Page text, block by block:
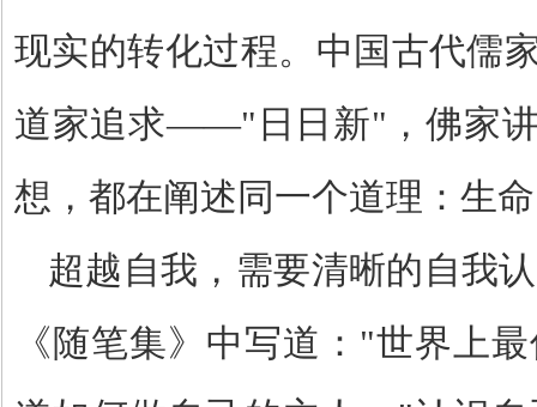
现实的转化过程。中国古代儒
道家追求——" 日日新" ，佛家
想，都在阐述同一个道理：生
超越自我，需要清晰的自我
《随笔集》中写道： "世界上